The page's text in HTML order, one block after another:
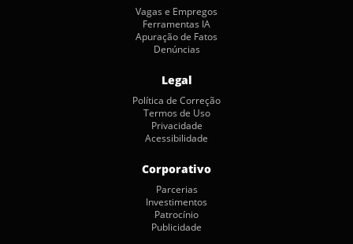
Vagas e Empregos
Ferramentas IA
Apuração de Fatos
Denúncias
Legal
Política de Correção
Termos de Uso
Privacidade
Acessibilidade
Corporativo
Parcerias
Investimentos
Patrocínio
Publicidade